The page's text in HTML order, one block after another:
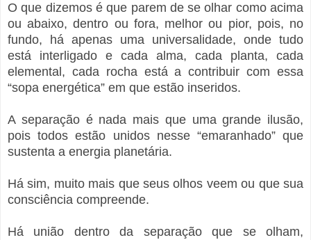
O que dizemos é que parem de se olhar como acima
ou abaixo, dentro ou fora, melhor ou pior, pois, no
fundo, há apenas uma universalidade, onde tudo
está interligado e cada alma, cada planta, cada
elemental, cada rocha está a contribuir com essa
“sopa energética” em que estão inseridos.
A separação é nada mais que uma grande ilusão,
pois todos estão unidos nesse “emaranhado” que
sustenta a energia planetária.
Há sim, muito mais que seus olhos veem ou que sua
consciência compreende.
Há união dentro da separação que se olham,